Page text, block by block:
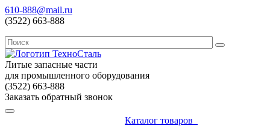
610-888@mail.ru
(3522) 663-888
Литые запасные части
для промышленного оборудования
(3522) 663-888
Заказать обратный звонок
Каталог товаров